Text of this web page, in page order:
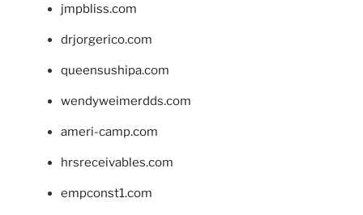
jmpbliss.com
drjorgerico.com
queensushipa.com
wendyweimerdds.com
ameri-camp.com
hrsreceivables.com
empconst1.com